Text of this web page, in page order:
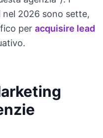
2026 sono sette,
per acquisire lead